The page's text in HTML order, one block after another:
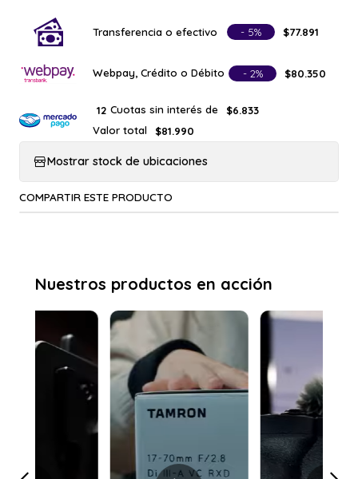
Transferencia o efectivo - 5% $77.891
Webpay, Crédito o Débito - 2% $80.350
12 Cuotas sin interés de
$6.833
Valor total
$81.990
Mostrar stock de ubicaciones
COMPARTIR ESTE PRODUCTO